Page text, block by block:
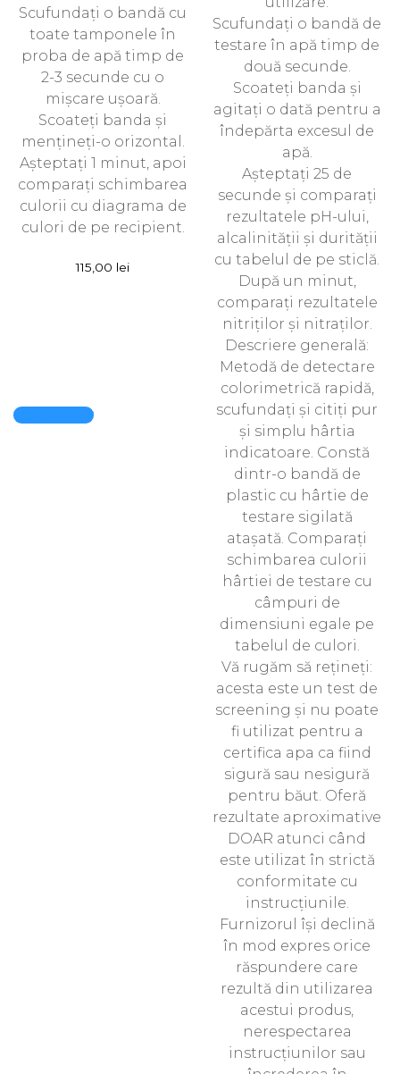
Scufundați o bandă cu
toate tamponele în
proba de apă timp de
2-3 secunde cu o
mișcare ușoară.
Scoateți banda și
mențineți-o orizontal.
Așteptați 1 minut, apoi
comparați schimbarea
culorii cu diagrama de
culori de pe recipient.
115,00 lei
Quick View
Scufundați o bandă de
testare în apă timp de
două secunde.
Scoateți banda și
agitați o dată pentru a
îndepărta excesul de
apă.
Așteptați 25 de
secunde și comparați
rezultatele pH-ului,
alcalinității și durității
cu tabelul de pe sticlă.
După un minut,
comparați rezultatele
nitriților și nitraților.
Descriere generală:
Metodă de detectare
colorimetrică rapidă,
scufundați și citiți pur
și simplu hârtia
indicatoare. Constă
dintr-o bandă de
plastic cu hârtie de
testare sigilată
atașată. Comparați
schimbarea culorii
hârtiei de testare cu
câmpuri de
dimensiuni egale pe
tabelul de culori.
Vă rugăm să rețineți:
acesta este un test de
screening și nu poate
fi utilizat pentru a
certifica apa ca fiind
sigură sau nesigură
pentru băut. Oferă
rezultate aproximative
DOAR atunci când
este utilizat în strictă
conformitate cu
instrucțiunile.
Furnizorul își declină
în mod expres orice
răspundere care
rezultă din utilizarea
acestui produs,
nerespectarea
instrucțiunilor sau